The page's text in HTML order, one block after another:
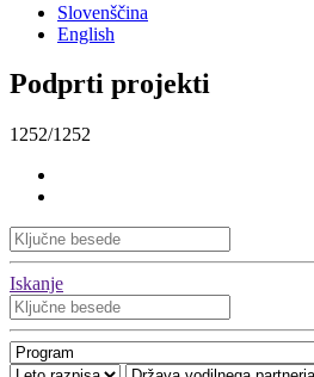
Slovenščina
English
Podprti projekti
1252/1252
Iskanje